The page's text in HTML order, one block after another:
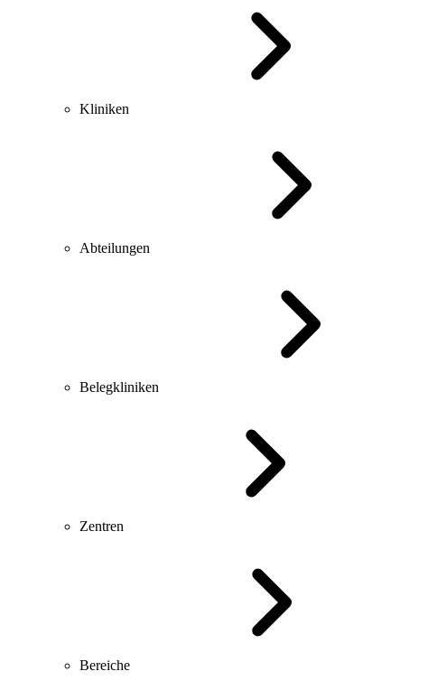
Kliniken
Abteilungen
Belegkliniken
Zentren
Bereiche